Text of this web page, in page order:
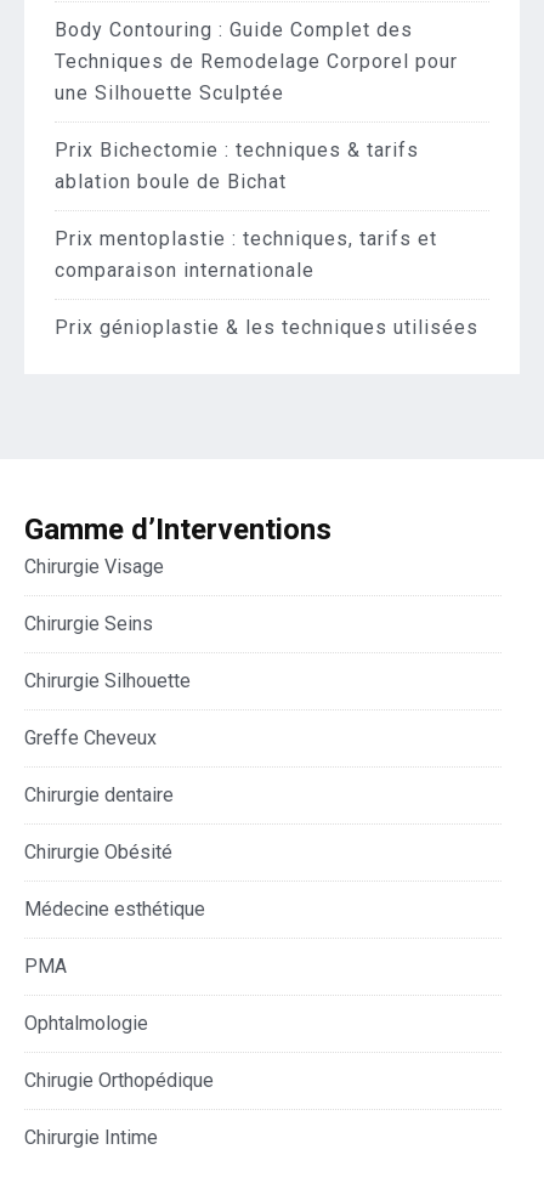
Body Contouring : Guide Complet des
Techniques de Remodelage Corporel pour
une Silhouette Sculptée
Prix Bichectomie : techniques & tarifs
ablation boule de Bichat
Prix mentoplastie : techniques, tarifs et
comparaison internationale
Prix génioplastie & les techniques utilisées
Gamme d’Interventions
Chirurgie Visage
Chirurgie Seins
Chirurgie Silhouette
Greffe Cheveux
Chirurgie dentaire
Chirurgie Obésité
Médecine esthétique
PMA
Ophtalmologie
Chirugie Orthopédique
Chirurgie Intime